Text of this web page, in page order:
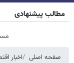
مطالب پیشنهادی
صفحه اصلی اخبار